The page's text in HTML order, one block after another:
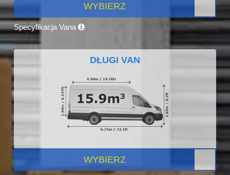
WYBIERZ
Specyfikacja Vana
DŁUGI VAN
WYBIERZ